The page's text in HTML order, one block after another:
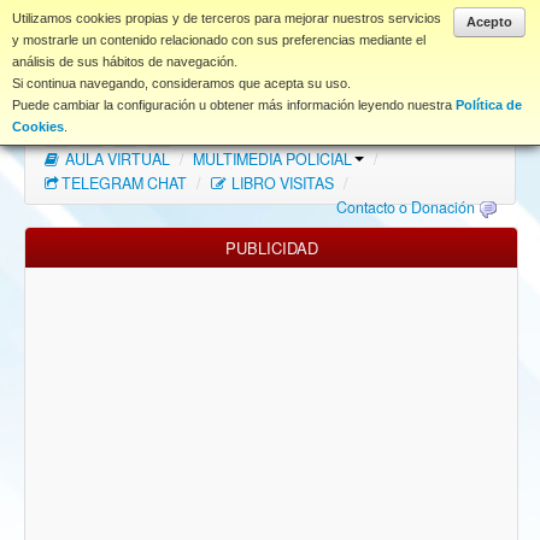
Acepto
Utilizamos cookies propias y de terceros para mejorar nuestros servicios
y mostrarle un contenido relacionado con sus preferencias mediante el
análisis de sus hábitos de navegación.
Si continua navegando, consideramos que acepta su uso.
Puede cambiar la configuración u obtener más información leyendo nuestra Política de
Cookies
www.coet.es
Portal
Índice Foros
FAQ
NORMAS FORO
Descargas
AULA VIRTUAL / MULTIMEDIA POLICIAL
/
TELEGRAM CHAT / LIBRO VISITAS /
Contacto o Donación
PUBLICIDAD